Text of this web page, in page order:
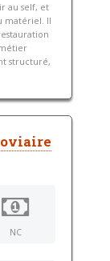
au self, et
matériel. Il
structuré,
NC